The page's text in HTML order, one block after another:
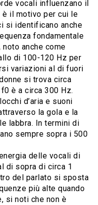
vocali influenzano il
è il motivo per cui le
si identificano anche
fondamentale
anche come
di 100-120 Hz per
variazioni al di fuori
si trova circa
è a circa 300 Hz.
d’aria e suoni
la gola e la
labbra. In termini di
sempre sopra i 500
delle vocali di
di sopra di circa 1
del parlato si sposta
più alte quando
si noti che non è